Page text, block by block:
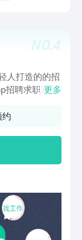
创造者”，无
松搭建业务系
板，开箱即
经营分析、招
，会用表格就
一步到位。
、合同管理、
化方案，助力
解决方案】：
销售跟进、项
一站式平台。
的-客服与帮
咨询，你的
NO.4
人打造的的招
招聘求职双方
信息，招聘者
更多